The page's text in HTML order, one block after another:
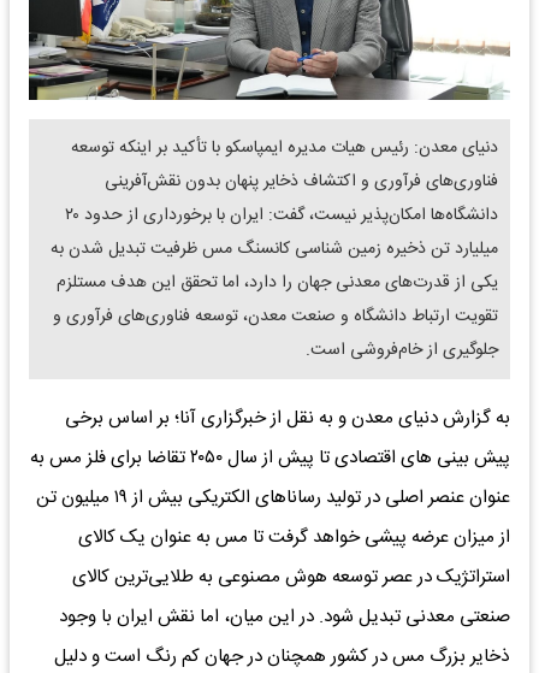
دنیای معدن: رئیس هیات مدیره ایمپاسکو با تأکید بر اینکه توسعه
فناوری‌های فرآوری و اکتشاف ذخایر پنهان بدون نقش‌آفرینی
دانشگاه‌ها امکان‌پذیر نیست، گفت: ایران با برخورداری از حدود ۲۰
میلیارد تن ذخیره زمین شناسی کانسنگ مس ظرفیت تبدیل شدن به
یکی از قدرت‌های معدنی جهان را دارد، اما تحقق این هدف مستلزم
تقویت ارتباط دانشگاه و صنعت معدن، توسعه فناوری‌های فرآوری و
جلوگیری از خام‌فروشی است.
به گزارش دنیای معدن و به نقل از خبرگزاری آنا؛ بر اساس برخی
پیش بینی های اقتصادی تا پیش از سال ۲۰۵۰ تقاضا برای فلز مس به
عنوان عنصر اصلی در تولید رسانا‌های الکتریکی بیش از ۱۹ میلیون تن
از میزان عرضه پیشی خواهد گرفت تا مس به عنوان یک کالای
استراتژیک در عصر توسعه هوش مصنوعی به طلایی‌ترین کالای
صنعتی معدنی تبدیل شود. در این میان، اما نقش ایران با وجود
ذخایر بزرگ مس در کشور همچنان در جهان کم رنگ است و دلیل